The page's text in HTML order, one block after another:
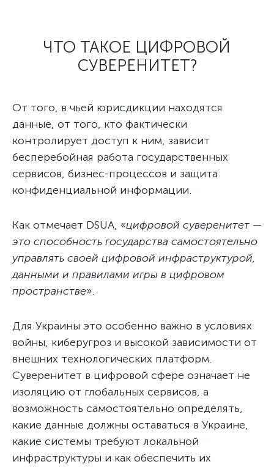
ЧТО ТАКОЕ ЦИФРОВОЙ
СУВЕРЕНИТЕТ?
От того, в чьей юрисдикции находятся
данные, от того, кто фактически
контролирует доступ к ним, зависит
бесперебойная работа государственных
сервисов, бизнес-процессов и защита
конфиденциальной информации.
Как отмечает DSUA, «цифровой суверенитет —
это способность государства самостоятельно
управлять своей цифровой инфраструктурой,
данными и правилами игры в цифровом
пространстве».
Для Украины это особенно важно в условиях
войны, киберугроз и высокой зависимости от
внешних технологических платформ.
Суверенитет в цифровой сфере означает не
изоляцию от глобальных сервисов, а
возможность самостоятельно определять,
какие данные должны оставаться в Украине,
какие системы требуют локальной
инфраструктуры и как обеспечить их